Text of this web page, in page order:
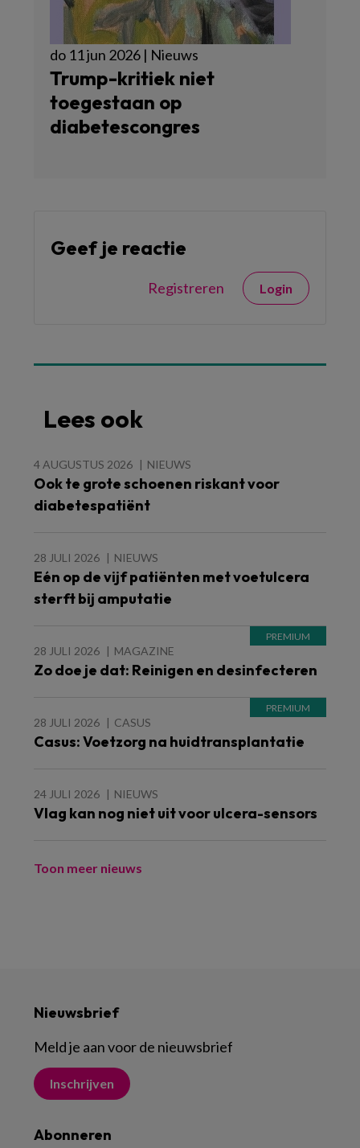
do 11 jun 2026 | Nieuws
Trump-kritiek niet
toegestaan op
diabetescongres
Geef je reactie
Registreren Login
Lees ook
4 AUGUSTUS 2026 NIEUWS
Ook te grote schoenen riskant voor
diabetespatiënt
28 JULI 2026 NIEUWS
Eén op de vijf patiënten met voetulcera
sterft bij amputatie
28 JULI 2026 MAGAZINE
Zo doe je dat: Reinigen en desinfecteren
28 JULI 2026 CASUS
Casus: Voetzorg na huidtransplantatie
24 JULI 2026 NIEUWS
Vlag kan nog niet uit voor ulcera-sensors
Toon meer nieuws
Nieuwsbrief
Meld je aan voor de nieuwsbrief
Inschrijven
Abonneren